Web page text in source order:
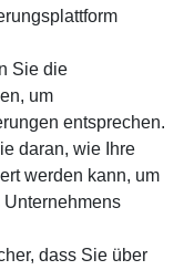
Sie die
um
entsprechen.
daran, wie Ihre
werden kann, um
dass Sie über